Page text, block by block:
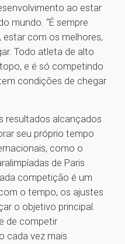
ao estar
mundo. “É sempre
estar com os melhores,
Todo atleta de alto
e é só competindo
condições de chegar
resultados alcançados
seu próprio tempo
como o
de Paris
competição é um
o tempo, os ajustes
o objetivo principal.
de competir
cada vez mais